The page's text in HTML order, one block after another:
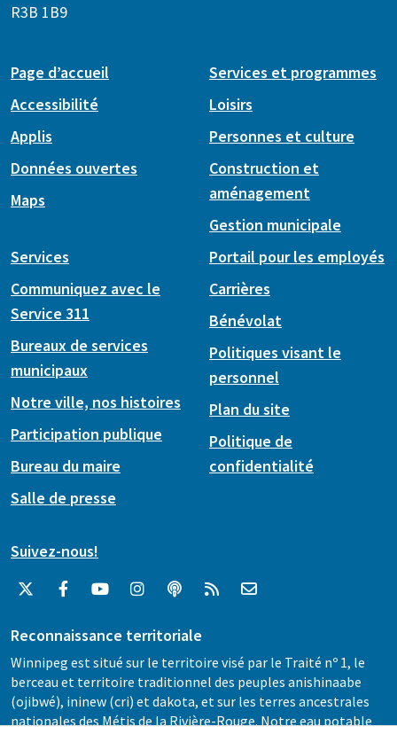
R3B 1B9
Page d’accueil
Accessibilité
Applis
Données ouvertes
Maps
Services et programmes
Loisirs
Personnes et culture
Construction et
aménagement
Gestion municipale
Services
Communiquez avec le
Service 311
Bureaux de services
municipaux
Notre ville, nos histoires
Participation publique
Bureau du maire
Salle de presse
Portail pour les employés
Carrières
Bénévolat
Politiques visant le
personnel
Plan du site
Politique de
confidentialité
Suivez-nous!
Reconnaissance territoriale
Winnipeg est situé sur le territoire visé par le Traité nº 1, le
berceau et territoire traditionnel des peuples anishinaabe
(ojibwé), ininew (cri) et dakota, et sur les terres ancestrales
nationales des Métis de la Rivière-Rouge. Notre eau potable